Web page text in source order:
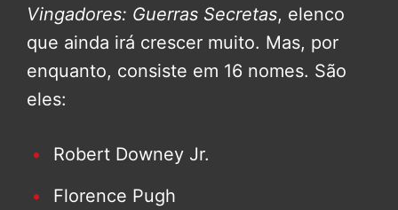
Vingadores: Guerras Secretas, elenco
que ainda irá crescer muito. Mas, por
enquanto, consiste em 16 nomes. São
eles:
Robert Downey Jr.
Florence Pugh